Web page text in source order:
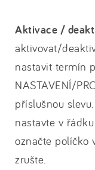
Aktivace /
aktivovat/
nastavit termín
NASTAVENÍ/
příslušnou
nastavte v
označte políčko
zrušte.